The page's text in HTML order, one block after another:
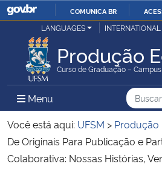
IR
O
COMUNICA BR
Ministério da Justiça e Segurança Pública
Ministério da Defesa
Ministério das Relações Exteriores
Ministério da Economia
LANGUAGES INTERNATIONAL
Produção
Curso de Graduação –
Menu Menu Principal do Sítio
Busca
Busca:
Você está aqui: UFSM > Produção
De Originais Para Publicação e
Colaborativa: Nossas Histórias,